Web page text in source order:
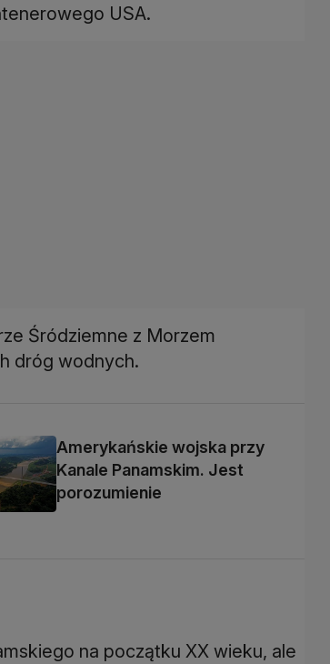
USA.
Śródziemne z Morzem
dróg wodnych.
Amerykańskie wojska przy
Kanale Panamskim. Jest
porozumienie
na początku XX wieku, ale